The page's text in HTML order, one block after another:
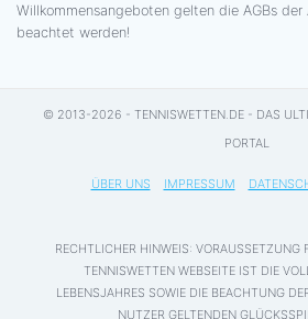
Willkommensangeboten gelten die AGBs der
beachtet werden!
© 2013-2026 - TENNISWETTEN.DE - DAS
PORTAL
ÜBER UNS IMPRESSUM
RECHTLICHER HINWEIS: VORAUSSETZUNG
TENNISWETTEN WEBSEITE IST DIE
LEBENSJAHRES SOWIE DIE BEACHTUNG
NUTZER GELTENDEN